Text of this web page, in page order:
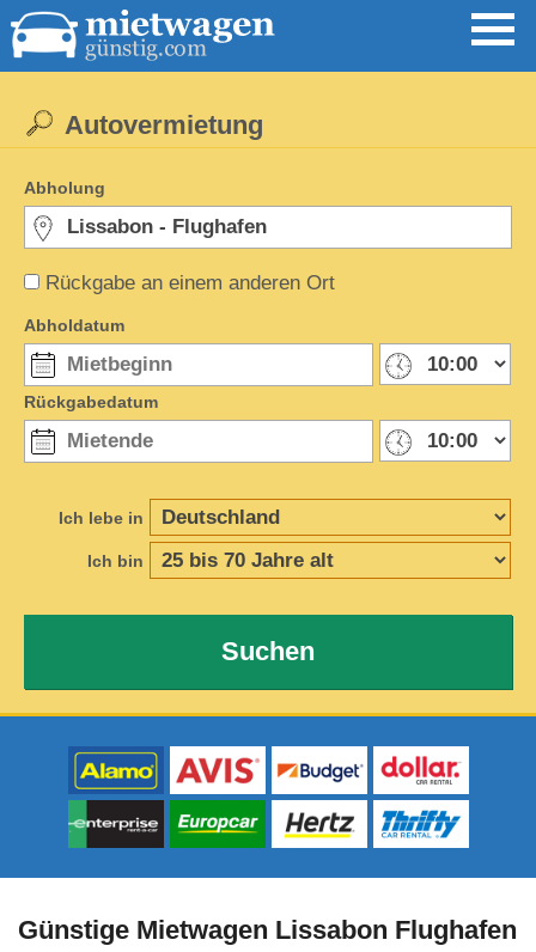
Rückgabe an einem anderen Ort
Autovermietung
Abholung
Abholdatum
Rückgabedatum
Ich lebe in
Ich bin
Suchen
Günstige Mietwagen Lissabon Flughafen